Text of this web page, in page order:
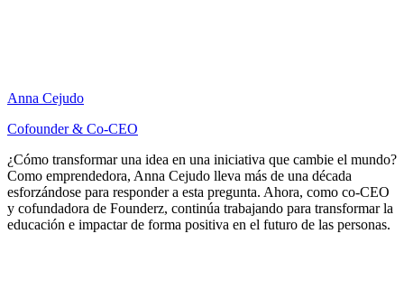
Anna Cejudo
Cofounder & Co-CEO
¿Cómo transformar una idea en una iniciativa que cambie el mundo?
Como emprendedora, Anna Cejudo lleva más de una década
esforzándose para responder a esta pregunta. Ahora, como co-CEO
y cofundadora de Founderz, continúa trabajando para transformar la
educación e impactar de forma positiva en el futuro de las personas.